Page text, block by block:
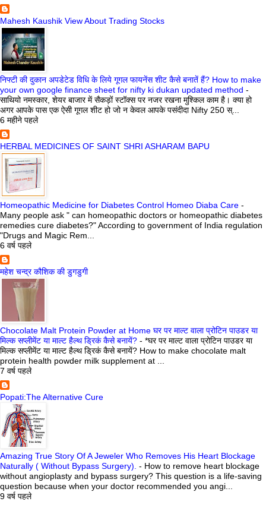
Mahesh Kaushik View About Trading Stocks
निफ्टी की दुकान अपडेटेड विधि के लिये गूगल फायनेंस शीट कैसे बनातें हैं? How to make
your own google finance sheet for nifty ki dukan updated method -
साथियो नमस्कार, शेयर बाजार में सैकड़ों स्टॉक्स पर नजर रखना मुश्किल काम है। क्या हो
अगर आपके पास एक ऐसी गूगल शीट हो जो न केवल आपके पसंदीदा Nifty 250 स्...
6 महीने पहले
HERBAL MEDICINES OF SAINT SHRI ASHARAM BAPU
Homeopathic Medicine for Diabetes Control Homeo Diaba Care -
Many people ask " can homeopathic doctors or homeopathic diabetes
remedies cure diabetes?" According to government of India regulation
"Drugs and Magic Rem...
6 वर्ष पहले
महेश चन्द्र कौशिक की डुगडुगी
Chocolate Malt Protein Powder at Home घर पर माल्ट वाला प्रोटिन पाउडर या
मिल्क सप्लीमेंट या माल्ट हैल्थ ड्रिकं कैसे बनायें? - *घर पर माल्ट वाला प्रोटिन पाउडर या
मिल्क सप्लीमेंट या माल्ट हैल्थ ड्रिकं कैसे बनायें? How to make chocolate malt
protein health powder milk supplement at ...
7 वर्ष पहले
Popati:The Alternative Cure
Amazing True Story Of A Jeweler Who Removes His Heart Blockage
Naturally ( Without Bypass Surgery). - How to remove heart blockage
without angioplasty and bypass surgery? This question is a life-saving
question because when your doctor recommended you angi...
9 वर्ष पहले